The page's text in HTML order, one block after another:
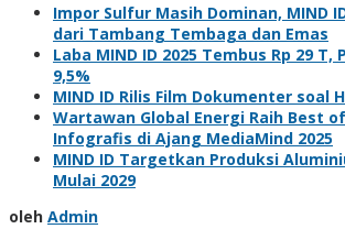
Impor Sulfur Masih Dominan, MIND
dari Tambang Tembaga dan Emas
Laba MIND ID 2025 Tembus Rp 29
9,5%
MIND ID Rilis Film Dokumenter soal
Wartawan Global Energi Raih Best
Infografis di Ajang MediaMind 2025
MIND ID Targetkan Produksi
Mulai 2029
oleh Admin